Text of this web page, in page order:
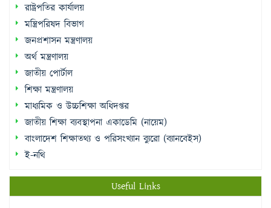
রাষ্ট্রপতির কার্যালয়
মন্ত্রিপরিষদ বিভাগ
জনপ্রশাসন মন্ত্রণালয়
অর্থ মন্ত্রণালয়
জাতীয় পোর্টাল
শিক্ষা মন্ত্রণালয়
মাধ্যমিক ও উচ্চশিক্ষা অধিদপ্তর
জাতীয় শিক্ষা ব্যবস্থাপনা একাডেমি (নায়েম)
বাংলাদেশ শিক্ষাতথ্য ও পরিসংখ্যান ব্যুরো (ব্যানবেইস)
ই-নথি
Useful Links